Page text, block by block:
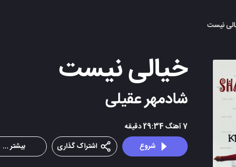
نیست
خیالی نیست
شادمهر عقیلی
7آهنگ29:34دقیقه
شروع
اشتراک گذاری بیشتر ...